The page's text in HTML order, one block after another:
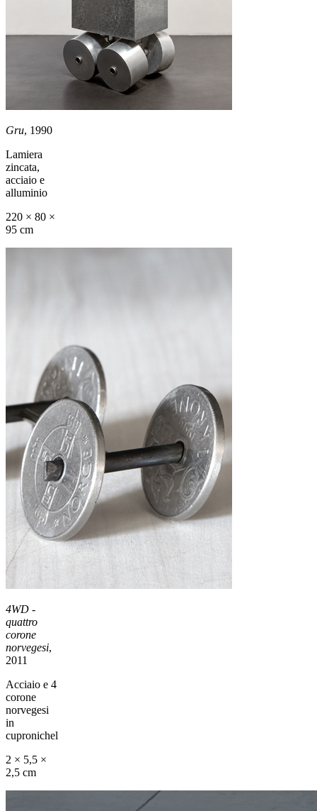
Gru, 1990
Lamiera
zincata,
acciaio e
alluminio
220 × 80 ×
95 cm
4WD -
quattro
corone
norvegesi,
2011
Acciaio e 4
corone
norvegesi
in
cupronichel
2 × 5,5 ×
2,5 cm